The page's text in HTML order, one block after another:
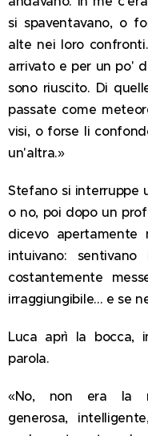
si spaventavano, o
alte nei loro
arrivato e per un po'
sono riuscito. Di
passate come
visi, o forse li
un'altra.»
Stefano si interruppe
o no, poi dopo un
dicevo
intuivano:
costantemente
irraggiungibile... e se
Luca aprì la bocca,
parola.
«No, non era la
generosa,